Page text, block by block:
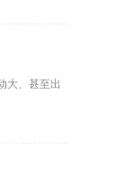
大、甚至出